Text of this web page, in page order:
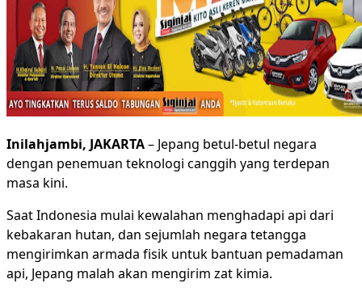
Inilahjambi, JAKARTA– Jepang betul-betul negara
dengan penemuan teknologi canggih yang terdepan
masa kini.
Saat Indonesia mulai kewalahan menghadapi api dari
kebakaran hutan, dan sejumlah negara tetangga
mengirimkan armada fisik untuk bantuan pemadaman
api, Jepang malah akan mengirim zat kimia.